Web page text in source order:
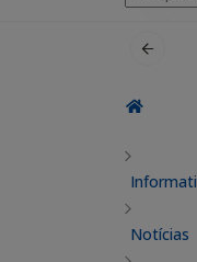
por:
Notícias